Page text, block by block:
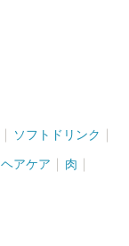
ソフトドリンク
ヘアケア 肉